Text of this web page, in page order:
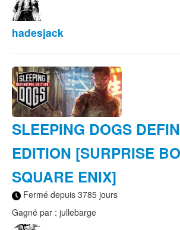
hadesjack
SLEEPING DOGS
EDITION [SURPRISE
SQUARE ENIX]
Fermé depuis 3785 jours
Gagné par : jullebarge